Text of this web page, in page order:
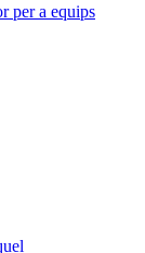
per a equips